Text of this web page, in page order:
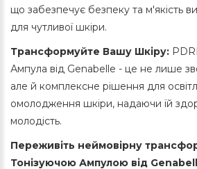
що забезпечує безпеку та м'якість
для чутливої шкіри.
Трансформуйте Вашу Шкіру:
Ампула від Genabelle - це не лише
але й комплексне рішення для
омолодження шкіри, надаючи їй
молодість.
Переживіть неймовірну
Тонізуючою Ампулою від